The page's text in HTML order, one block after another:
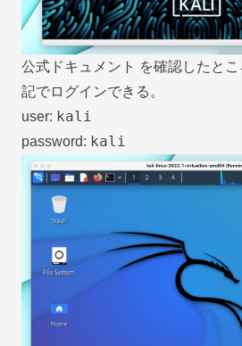
公式ドキュメント を確認したと
記でログインできる。
user: kali
password: kali